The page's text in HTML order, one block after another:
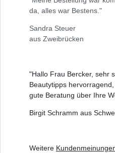
da, alles war Bestens."
Sandra Steuer
aus Zweibrücken
"Hallo Frau Bercker, sehr
Beautytipps
gute Beratung über Ihre
Birgit Schramm aus
Weitere